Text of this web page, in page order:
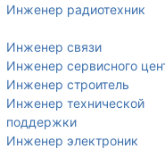
Инженер радиотехник
Инженер связи
Инженер сервисного
Инженер строитель
Инженер технической
поддержки
Инженер электроник